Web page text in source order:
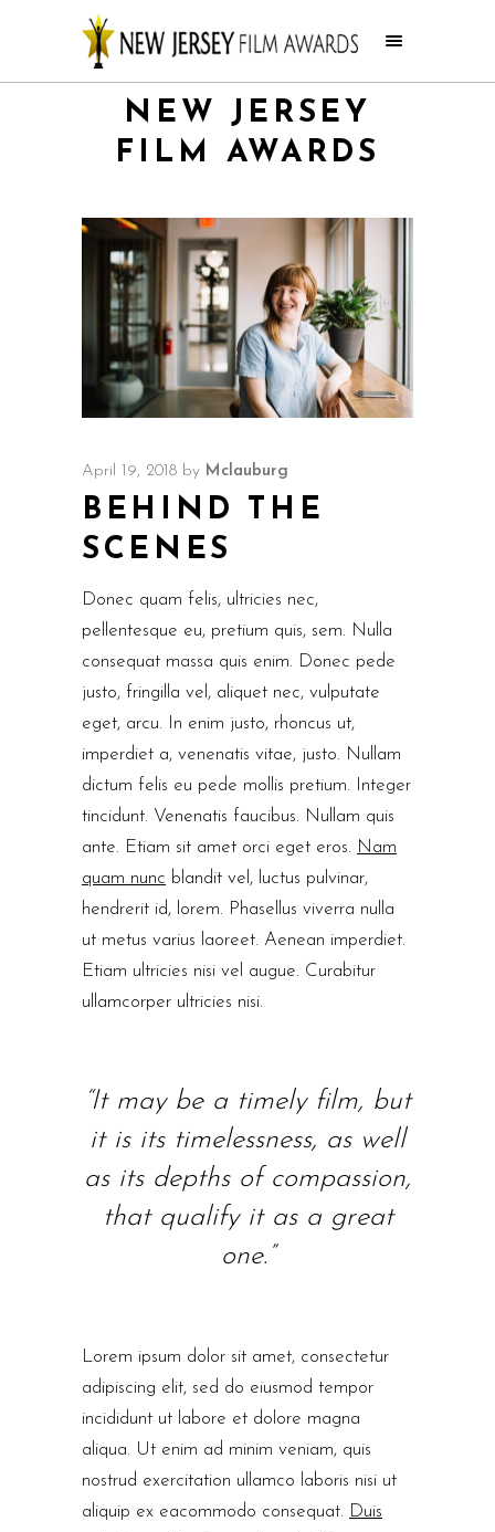
NEW JERSEY
FILM AWARDS
April 19, 2018 by Mclauburg
BEHIND THE
SCENES
Donec quam felis, ultricies nec,
pellentesque eu, pretium quis, sem. Nulla
consequat massa quis enim. Donec pede
justo, fringilla vel, aliquet nec, vulputate
eget, arcu. In enim justo, rhoncus ut,
imperdiet a, venenatis vitae, justo. Nullam
dictum felis eu pede mollis pretium. Integer
tincidunt. Venenatis faucibus. Nullam quis
ante. Etiam sit amet orci eget eros. Nam
quam nunc blandit vel, luctus pulvinar,
hendrerit id, lorem. Phasellus viverra nulla
ut metus varius laoreet. Aenean imperdiet.
Etiam ultricies nisi vel augue. Curabitur
ullamcorper ultricies nisi.
“It may be a timely film, but
it is its timelessness, as well
as its depths of compassion,
that qualify it as a great
one.”
Lorem ipsum dolor sit amet, consectetur
adipiscing elit, sed do eiusmod tempor
incididunt ut labore et dolore magna
aliqua. Ut enim ad minim veniam, quis
nostrud exercitation ullamco laboris nisi ut
aliquip ex eacommodo consequat. Duis